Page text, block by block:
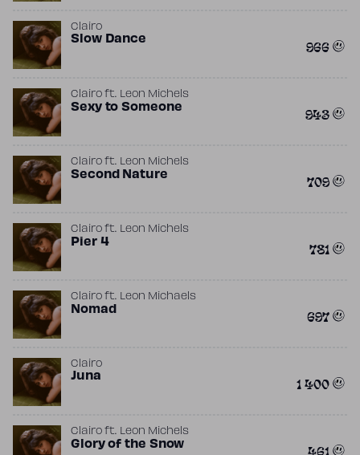
Clairo
Slow Dance 966
Clairoft. Leon Michels
Sexy to Someone 943
Clairoft. Leon Michels
Second Nature 709
Clairoft. Leon Michels
Pier 4 781
Clairoft. Leon Michaels
Nomad 697
Clairo
Juna 1 400
Clairoft. Leon Michels
Glory of the Snow 461